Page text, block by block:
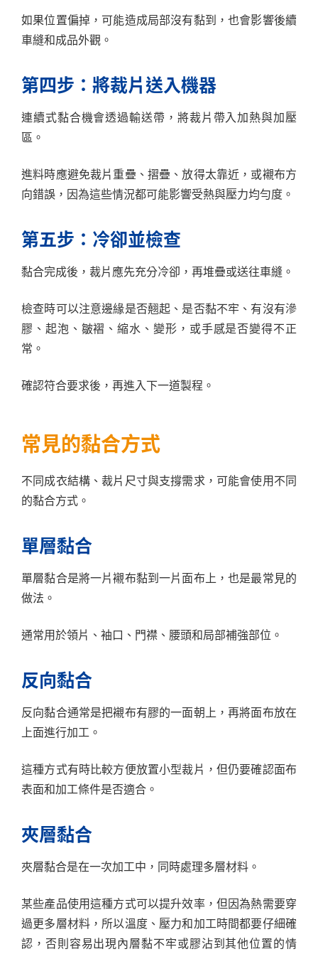
如果位置偏掉，可能造成局部沒有黏到，也會影響後續
車縫和成品外觀。
第四步：將裁片送入機器
連續式黏合機會透過輸送帶，將裁片帶入加熱與加壓
區。
進料時應避免裁片重疊、摺疊、放得太靠近，或襯布方
向錯誤，因為這些情況都可能影響受熱與壓力均勻度。
第五步：冷卻並檢查
黏合完成後，裁片應先充分冷卻，再堆疊或送往車縫。
檢查時可以注意邊緣是否翹起、是否黏不牢、有沒有滲
膠、起泡、皺褶、縮水、變形，或手感是否變得不正
常。
確認符合要求後，再進入下一道製程。
常見的黏合方式
不同成衣結構、裁片尺寸與支撐需求，可能會使用不同
的黏合方式。
單層黏合
單層黏合是將一片襯布黏到一片面布上，也是最常見的
做法。
通常用於領片、袖口、門襟、腰頭和局部補強部位。
反向黏合
反向黏合通常是把襯布有膠的一面朝上，再將面布放在
上面進行加工。
這種方式有時比較方便放置小型裁片，但仍要確認面布
表面和加工條件是否適合。
夾層黏合
夾層黏合是在一次加工中，同時處理多層材料。
某些產品使用這種方式可以提升效率，但因為熱需要穿
過更多層材料，所以溫度、壓力和加工時間都要仔細確
認，否則容易出現內層黏不牢或膠沾到其他位置的情